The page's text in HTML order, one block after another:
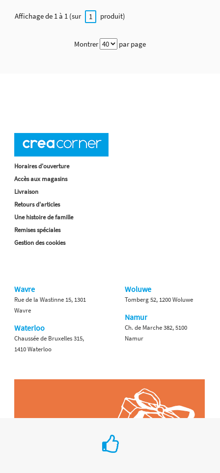
Affichage de 1 à 1 (sur 1 produit)
Montrer par page
Horaires d'ouverture
Accès aux magasins
Livraison
Retours d'articles
Une histoire de famille
Remises spéciales
Gestion des cookies
Wavre
Rue de la Wastinne 15, 1301
Wavre
Waterloo
Chaussée de Bruxelles 315,
1410 Waterloo
Woluwe
Tomberg 52, 1200 Woluwe
Namur
Ch. de Marche 382, 5100
Namur